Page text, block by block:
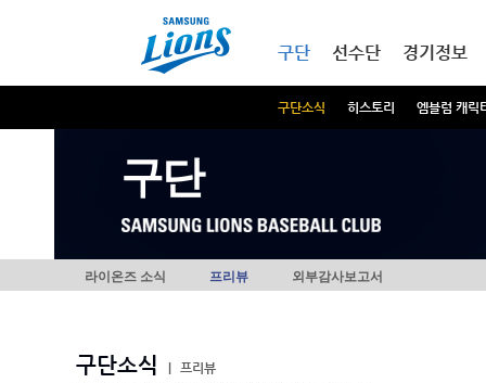
구단
구단소식 히스토리 엠블럼 캐릭
선수단 경기정보
구단
라이온즈 소식 프리뷰 외부감사보고서
구단소식
프리뷰